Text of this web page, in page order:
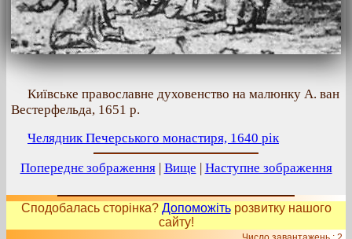
Київське православне духовенство на малюнку А. ван
Вестерфельда, 1651 р.
Челядник Печерського монастиря, 1640 рік
Попереднє зображення| Вище | Наступне зображення
Сподобалась сторінка? Допоможітьрозвитку нашого
сайту!